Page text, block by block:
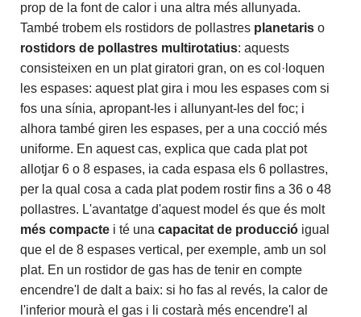
prop de la font de calor i una altra més allunyada.
També trobem els rostidors de pollastres planetaris o
rostidors de pollastres multirotatius: aquests
consisteixen en un plat giratori gran, on es col·loquen
les espases: aquest plat gira i mou les espases com si
fos una sínia, apropant-les i allunyant-les del foc; i
alhora també giren les espases, per a una cocció més
uniforme. En aquest cas, explica que cada plat pot
allotjar 6 o 8 espases, ia cada espasa els 6 pollastres,
per la qual cosa a cada plat podem rostir fins a 36 o 48
pollastres. L'avantatge d'aquest model és que és molt
més compacte i té una capacitat de producció igual
que el de 8 espases vertical, per exemple, amb un sol
plat. En un rostidor de gas has de tenir en compte
encendre'l de dalt a baix: si ho fas al revés, la calor de
l'inferior mourà el gas i li costarà més encendre'l al